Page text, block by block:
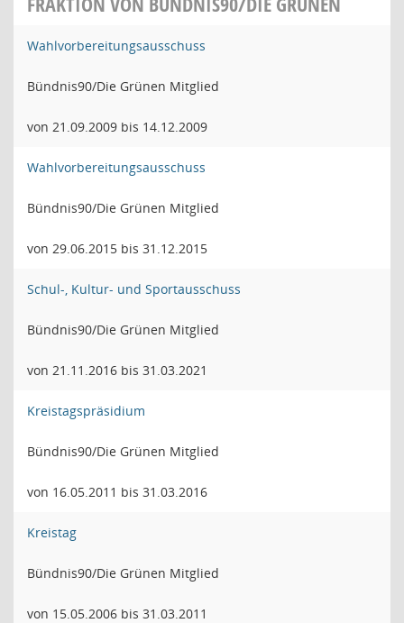
Wahlvorbereitungsausschuss
Bündnis90/Die Grünen Mitglied
von 21.09.2009 bis 14.12.2009
Wahlvorbereitungsausschuss
Bündnis90/Die Grünen Mitglied
von 29.06.2015 bis 31.12.2015
Schul-, Kultur- und Sportausschuss
Bündnis90/Die Grünen Mitglied
von 21.11.2016 bis 31.03.2021
Kreistagspräsidium
Bündnis90/Die Grünen Mitglied
von 16.05.2011 bis 31.03.2016
Kreistag
Bündnis90/Die Grünen Mitglied
von 15.05.2006 bis 31.03.2011